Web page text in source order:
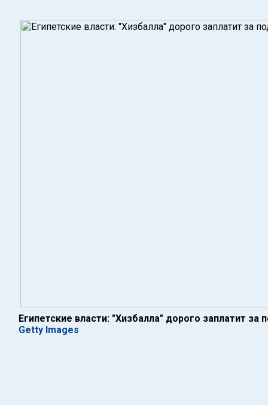
Египетские власти: "Хизбалла" дорого заплатит за
Getty Images